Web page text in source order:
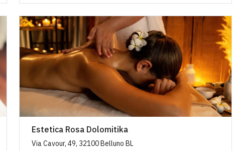
Estetica Rosa Dolomitika
Via Cavour, 49, 32100 Belluno BL